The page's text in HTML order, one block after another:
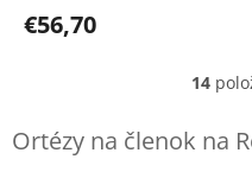
je
€56,70
14
Ortézy na členok na